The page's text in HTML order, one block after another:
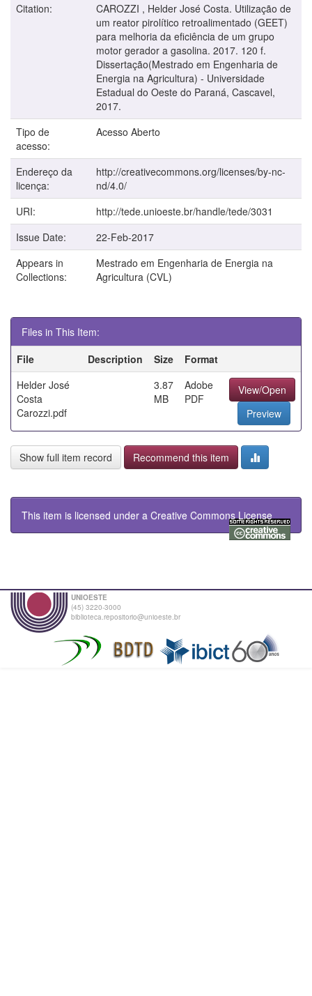
Citation:
CAROZZI , Helder José Costa. Utilização de
um reator pirolítico retroalimentado (GEET)
para melhoria da eficiência de um grupo
motor gerador a gasolina. 2017. 120 f.
Dissertação(Mestrado em Engenharia de
Energia na Agricultura) - Universidade
Estadual do Oeste do Paraná, Cascavel,
2017.
Tipo de
acesso:
Acesso Aberto
Endereço da
licença:
http://creativecommons.org/licenses/by-nc-
nd/4.0/
URI:
http://tede.unioeste.br/handle/tede/3031
Issue Date:
22-Feb-2017
Appears in
Collections:
Mestrado em Engenharia de Energia na
Agricultura (CVL)
Files in This Item:
File
Description Size
Format
Helder José
Costa
Carozzi.pdf
3.87
MB
Adobe
PDF
View/Open
Preview
Show full item record Recommend this item
This item is licensed under a Creative Commons License
UNIOESTE
(45) 3220-3000
biblioteca.repositorio@unioeste.br